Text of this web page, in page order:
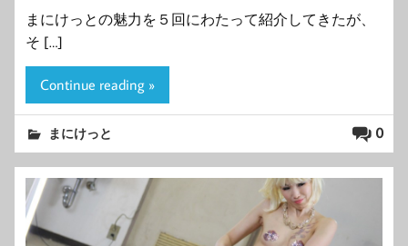
まにけっとの魅力を５回にわたって紹介してきたが、
そ […]
Continue reading »
0
まにけっと